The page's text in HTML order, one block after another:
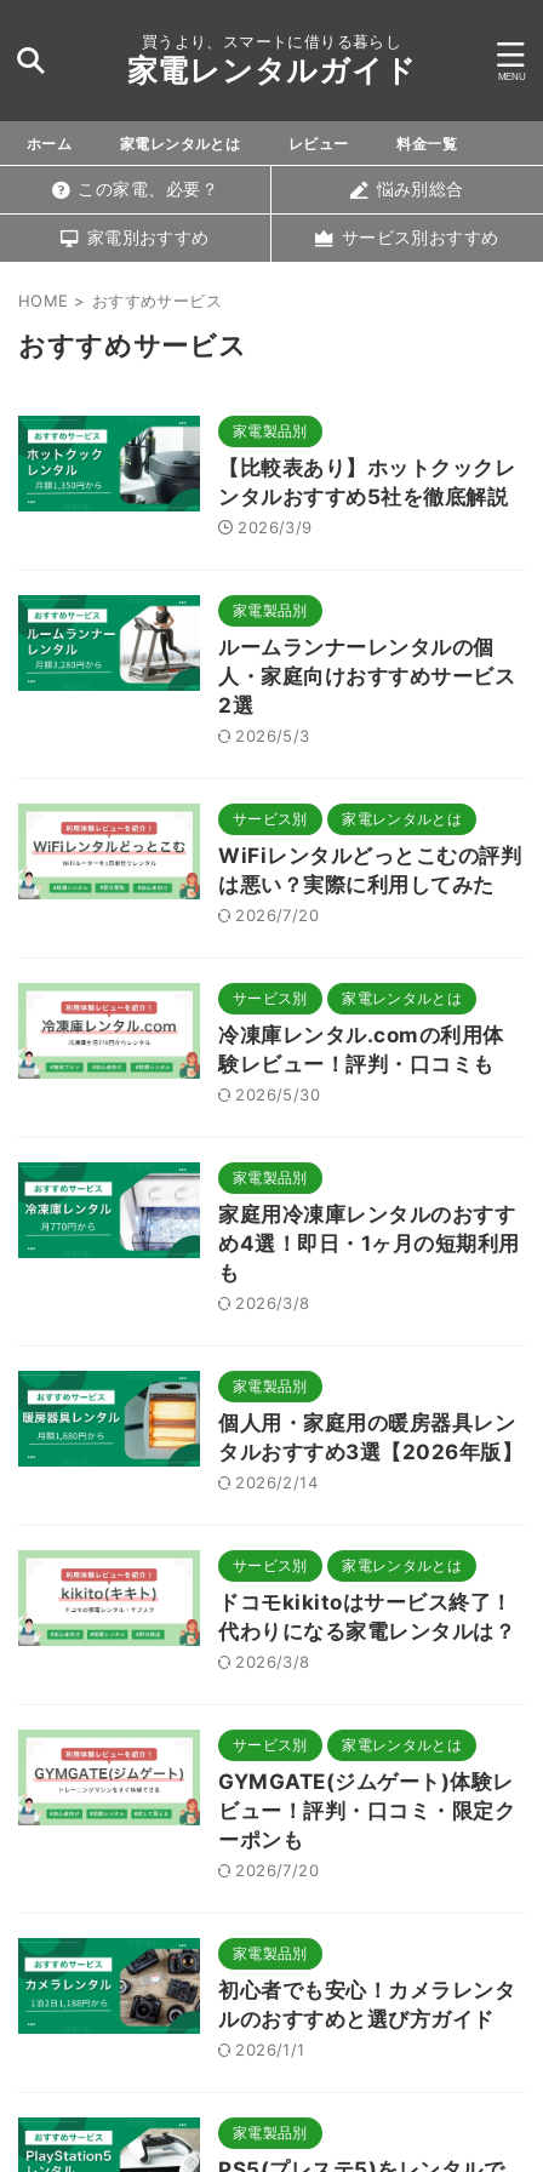
買うより、スマートに借りる暮らし
家電レンタルガイド
ホーム 家電レンタルとは レビュー 料金一覧
この家電、必要？ 悩み別総合
家電別おすすめ サービス別おすすめ
HOME > おすすめサービス
おすすめサービス
家電製品別
【比較表あり】ホットクックレ
ンタルおすすめ5社を徹底解説
2026/3/9
家電製品別
ルームランナーレンタルの個
人・家庭向けおすすめサービス
2選
2026/5/3
サービス別 家電レンタルとは
WiFiレンタルどっとこむの評判
は悪い？実際に利用してみた
2026/7/20
サービス別 家電レンタルとは
冷凍庫レンタル.comの利用体
験レビュー！評判・口コミも
2026/5/30
家電製品別
家庭用冷凍庫レンタルのおすす
め4選！即日・1ヶ月の短期利用
も
2026/3/8
家電製品別
個人用・家庭用の暖房器具レン
タルおすすめ3選【2026年版】
2026/2/14
サービス別 家電レンタルとは
ドコモkikitoはサービス終了！
代わりになる家電レンタルは？
2026/3/8
サービス別 家電レンタルとは
GYMGATE(ジムゲート)体験レ
ビュー！評判・口コミ・限定ク
ーポンも
2026/7/20
家電製品別
初心者でも安心！カメラレンタ
ルのおすすめと選び方ガイド
2026/1/1
家電製品別